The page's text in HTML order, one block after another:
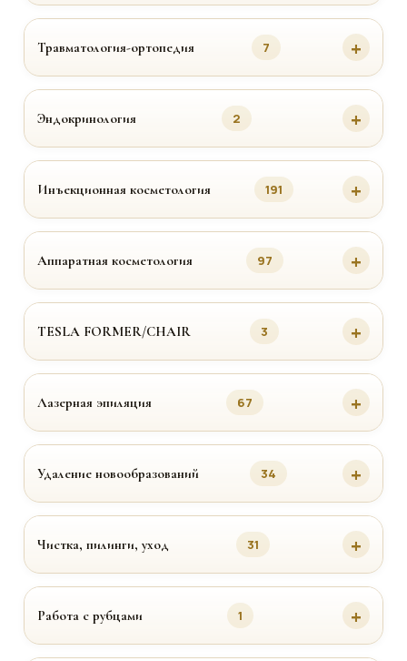
Травматология-ортопедия 7
Эндокринология 2
Инъекционная косметология 191
Аппаратная косметология 97
TESLA FORMER/CHAIR 3
Лазерная эпиляция 67
Удаление новообразований 34
Чистка, пилинги, уход 31
Работа с рубцами 1